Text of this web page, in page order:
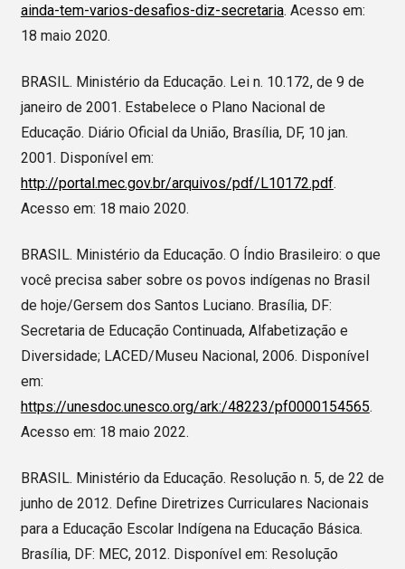
ainda-tem-varios-desafios-diz-secretaria. Acesso em:
18 maio 2020.
BRASIL. Ministério da Educação. Lei n. 10.172, de 9 de
janeiro de 2001. Estabelece o Plano Nacional de
Educação. Diário Oficial da União, Brasília, DF, 10 jan.
2001. Disponível em:
http://portal.mec.gov.br/arquivos/pdf/L10172.pdf.
Acesso em: 18 maio 2020.
BRASIL. Ministério da Educação. O Índio Brasileiro: o que
você precisa saber sobre os povos indígenas no Brasil
de hoje/Gersem dos Santos Luciano. Brasília, DF:
Secretaria de Educação Continuada, Alfabetização e
Diversidade; LACED/Museu Nacional, 2006. Disponível
em:
https://unesdoc.unesco.org/ark:/48223/pf0000154565.
Acesso em: 18 maio 2022.
BRASIL. Ministério da Educação. Resolução n. 5, de 22 de
junho de 2012. Define Diretrizes Curriculares Nacionais
para a Educação Escolar Indígena na Educação Básica.
Brasília, DF: MEC, 2012. Disponível em: Resolução